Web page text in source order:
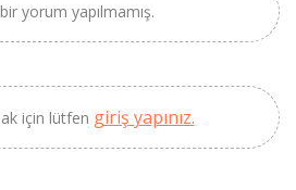
yorum yapılmamış.
için lütfen giriş yapınız.
Sızma Zeytinyağı
(2025 Yeni Hasat,
Güney Ege, 5 Litre) -
AtcaNova